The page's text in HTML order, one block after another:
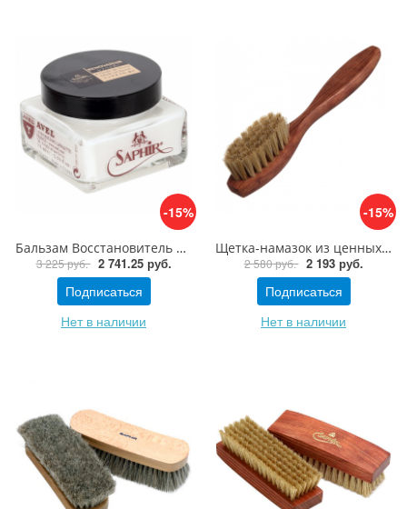
-15%
Бальзам Восстановитель Saphir Médaille d'Or 1925 Renovateur
3 225 руб. 2 741.25 руб.
Подписаться
Нет в наличии
-15%
Щетка-намазок из ценных пород дерева Saphir Brosse Spatule Grand Modle
2 580 руб. 2 193 руб.
Подписаться
Нет в наличии